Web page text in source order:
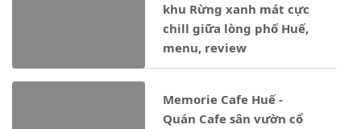
khu Rừng xanh mát cực
chill giữa lòng phố Huế,
menu, review
Memorie Cafe Huế -
Quán Cafe sân vườn cổ